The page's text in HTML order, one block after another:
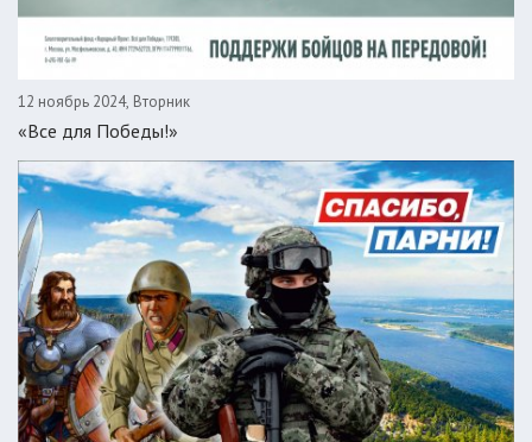
12 ноябрь 2024, Вторник
«Все для Победы!»